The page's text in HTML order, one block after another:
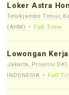
Loker Astra
Telukjambe Timur,
(AHM)
Full Time
Lowongan
Jakarta, Provinsi DKI
INDONESIA
Full